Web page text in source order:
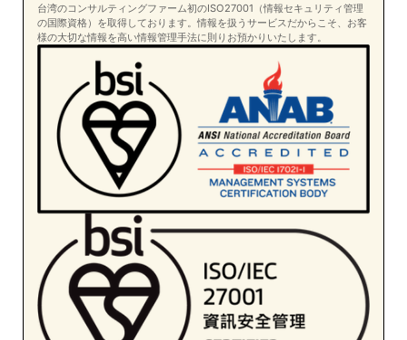
台湾のコンサルティングファーム初のISO27001（情報セキュリティ管理
の国際資格）を取得しております。情報を扱うサービスだからこそ、お客
様の大切な情報を高い情報管理手法に則りお預かりいたします。